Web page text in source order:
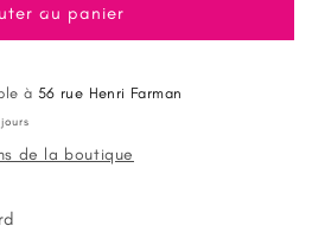
au panier
à 56 rue Henri Farman
de la boutique